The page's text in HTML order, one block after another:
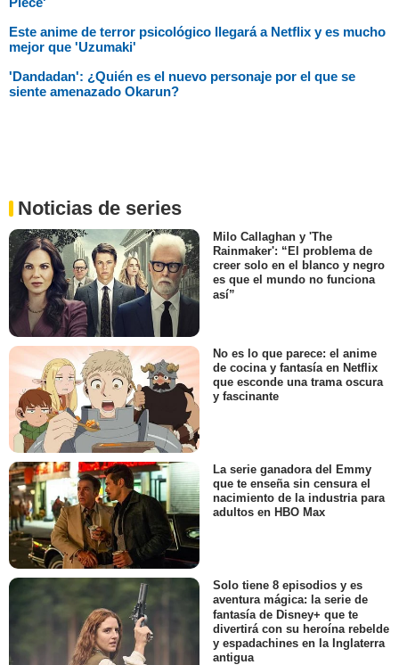
Este anime de terror psicológico llegará a Netflix y es mucho
mejor que 'Uzumaki'
'Dandadan': ¿Quién es el nuevo personaje por el que se
siente amenazado Okarun?
Noticias de series
Milo Callaghan y 'The
Rainmaker': “El problema de
creer solo en el blanco y negro
es que el mundo no funciona
así”
No es lo que parece: el anime
de cocina y fantasía en Netflix
que esconde una trama oscura
y fascinante
La serie ganadora del Emmy
que te enseña sin censura el
nacimiento de la industria para
adultos en HBO Max
Solo tiene 8 episodios y es
aventura mágica: la serie de
fantasía de Disney+ que te
divertirá con su heroína rebelde
y espadachines en la Inglaterra
antigua